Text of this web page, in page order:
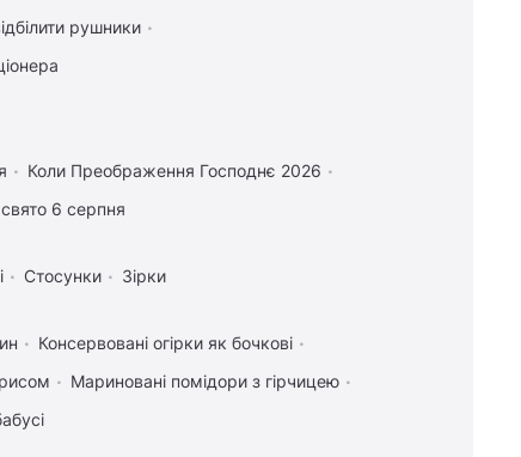
рушники
Коли Преображення Господнє 2026
6 серпня
Стосунки Зірки
Консервовані огірки як бочкові
Мариновані помідори з гірчицею